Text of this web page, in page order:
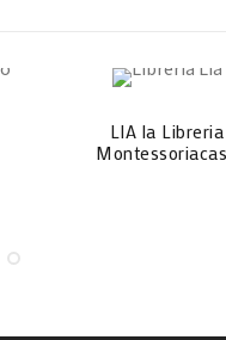
LIA la Libreria